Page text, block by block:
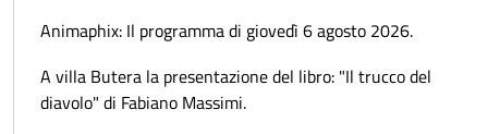
Animaphix: Il programma di giovedì 6 agosto 2026.
A villa Butera la presentazione del libro: "Il trucco del
diavolo" di Fabiano Massimi.